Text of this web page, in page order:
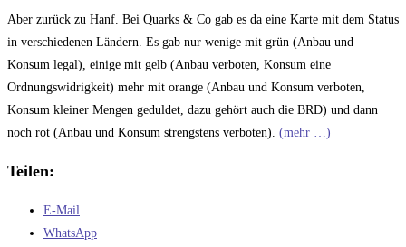
Aber zurück zu Hanf. Bei Quarks & Co gab es da eine Karte mit dem Status
in verschiedenen Ländern. Es gab nur wenige mit grün (Anbau und
Konsum legal), einige mit gelb (Anbau verboten, Konsum eine
Ordnungswidrigkeit) mehr mit orange (Anbau und Konsum verboten,
Konsum kleiner Mengen geduldet, dazu gehört auch die BRD) und dann
noch rot (Anbau und Konsum strengstens verboten). (mehr …)
Teilen:
E-Mail
WhatsApp